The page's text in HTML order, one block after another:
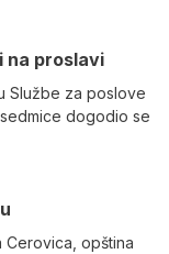
na proslavi
Službe za poslove
dogodio se
Cerovica, opština